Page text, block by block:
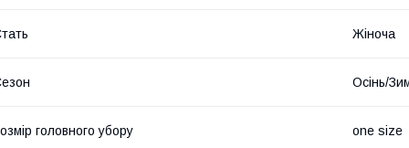
Жіноча
Осінь/
головного убору one size